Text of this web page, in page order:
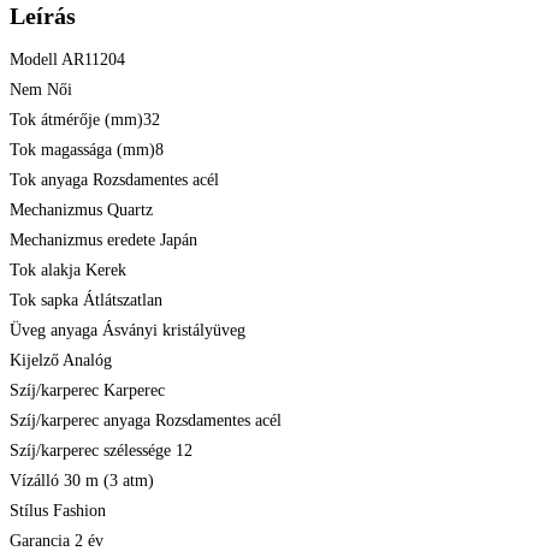
Leírás
Modell AR11204
Nem Női
Tok átmérője (mm)32
Tok magassága (mm)8
Tok anyaga Rozsdamentes acél
Mechanizmus Quartz
Mechanizmus eredete Japán
Tok alakja Kerek
Tok sapka Átlátszatlan
Üveg anyaga Ásványi kristályüveg
Kijelző Analóg
Szíj/karperec Karperec
Szíj/karperec anyaga Rozsdamentes acél
Szíj/karperec szélessége 12
Vízálló 30 m (3 atm)
Stílus Fashion
Garancia 2 év